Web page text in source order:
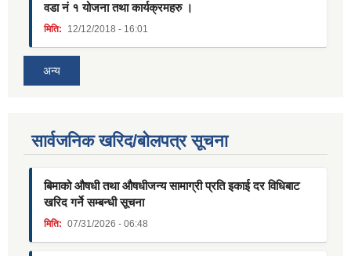
वडा नं १ योजना तथा कार्यक्रमहरु ।
मिति: 12/12/2018 - 16:01
अन्य
सार्वजनिक खरिद/बोलपत्र सूचना
बिमाको औषधी तथा औषधीजन्य सामाग्री प्रति इकाई दर विधिबाट
खरिद गर्ने सम्बन्धी सूचना
मिति: 07/31/2026 - 06:48